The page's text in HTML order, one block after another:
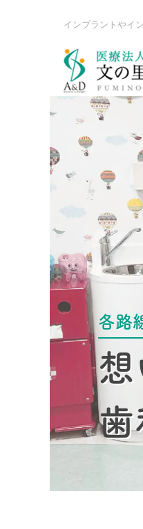
インプラントやイ
各路
想
歯